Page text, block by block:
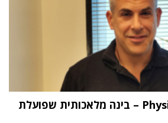
"העתיד הוא Physical AI – בינה מלאכותית שפועלת